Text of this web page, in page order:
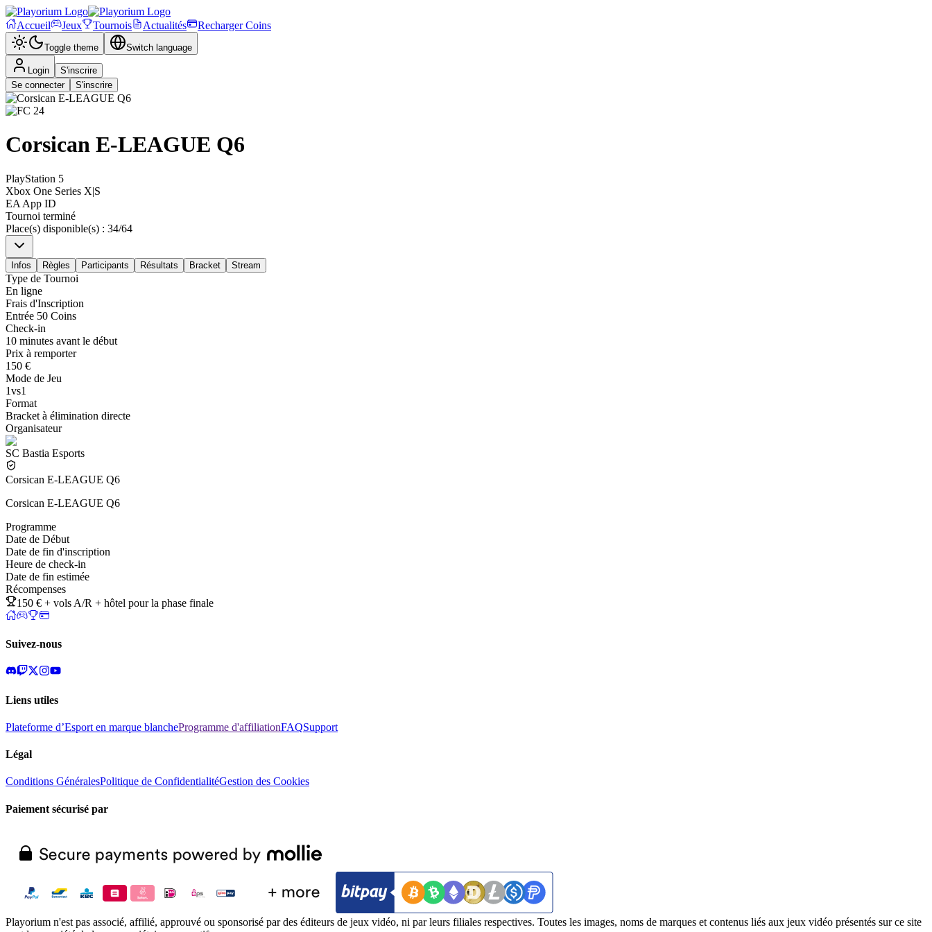
Accueil Jeux Tournois Actualités Recharger Coins
Toggle theme Switch language
Login
S'inscrire
Se connecter
S'inscrire
Corsican E-LEAGUE Q6
PlayStation 5
Xbox One Series X|S
EA App ID
Tournoi terminé
Place(s) disponible(s) : 34/64
Infos Règles Participants Résultats Bracket Stream
Type de Tournoi
En ligne
Frais d'Inscription
Entrée 50 Coins
Check-in
10 minutes avant le début
Prix à remporter
150 €
Mode de Jeu
1vs1
Format
Bracket à élimination directe
Organisateur
SC Bastia Esports
Corsican E-LEAGUE Q6
Corsican E-LEAGUE Q6
Programme
Date de Début
Date de fin d'inscription
Heure de check-in
Date de fin estimée
Récompenses
150 € + vols A/R + hôtel pour la phase finale
Suivez-nous
Liens utiles
Plateforme d’Esport en marque blancheProgramme d'affiliationFAQSupport
Légal
Conditions GénéralesPolitique de ConfidentialitéGestion des Cookies
Paiement sécurisé par
Playorium n'est pas associé, affilié, approuvé ou sponsorisé par des éditeurs de jeux vidéo, ni par leurs filiales respectives. Toutes les images, noms de marques et contenus liés aux jeux vidéo présentés sur ce site